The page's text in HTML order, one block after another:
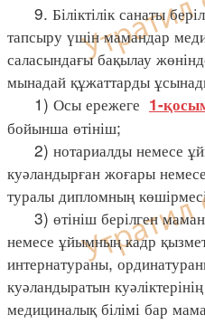
9. Біліктілік санаты
тапсыру үшін мамандар
саласындағы бақылау
мынадай құжаттарды
1) Осы ережеге 1-
бойынша өтініш;
2) нотариалды немесе
куәландырған жоғары
туралы дипломның
3) өтініш берілген
немесе ұйымның кадр
интернатураны,
куәландыратын
медициналық білімі бар